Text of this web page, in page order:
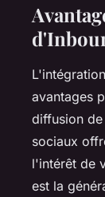
avantages
diffusion
sociaux
l'intérêt de
est la